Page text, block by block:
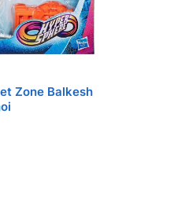
Zone Balkesh